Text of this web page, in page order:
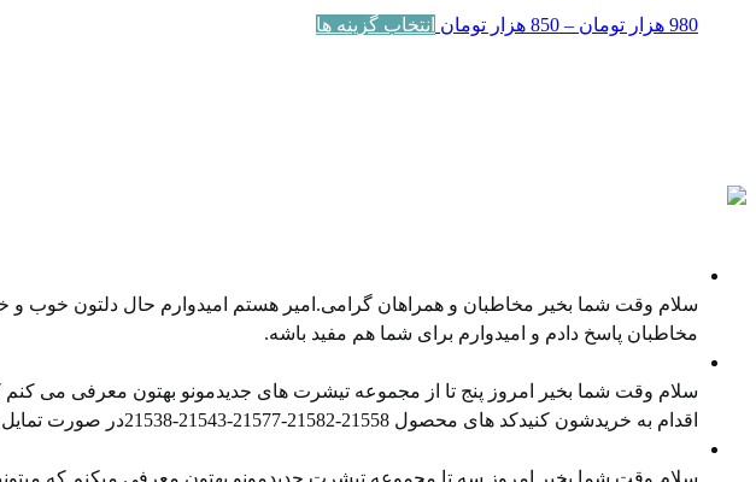
980 هزار تومان –
850 هزار تومان Price
انتخاب گزینه ها
است
در
محصول
انتخاب
سلام وقت شما بخیر مخاطبان و همراهان گرامی.امیر هستم امیدوارم حال دلتون خوب و
مخاطبان پاسخ دادم و امیدوارم برای شما هم مفید باشه.
سلام وقت شما بخیر امروز پنج تا از مجموعه تیشرت های جدیدمونو بهتون معرفی می
اقدام به خریدشون کنیدکد های محصول ⁠21558-21582-21577⁠-⁠21543⁠-⁠21538⁠در صورت تمایل هم میتونید ⁠پیج اینستاگرام⁠ و ⁠کانال تلگرام⁠ ما را […]